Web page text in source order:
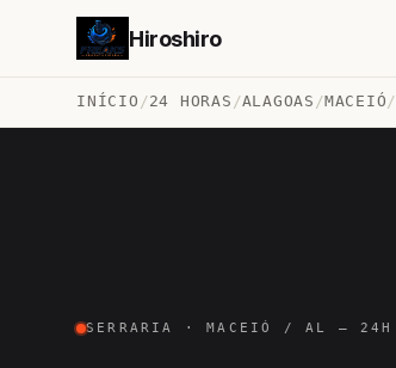
Hiroshiro
INÍCIO /24 HORAS /ALAGOAS /MACEIÓ /
SERRARIA · MACEIÓ / AL — 24H